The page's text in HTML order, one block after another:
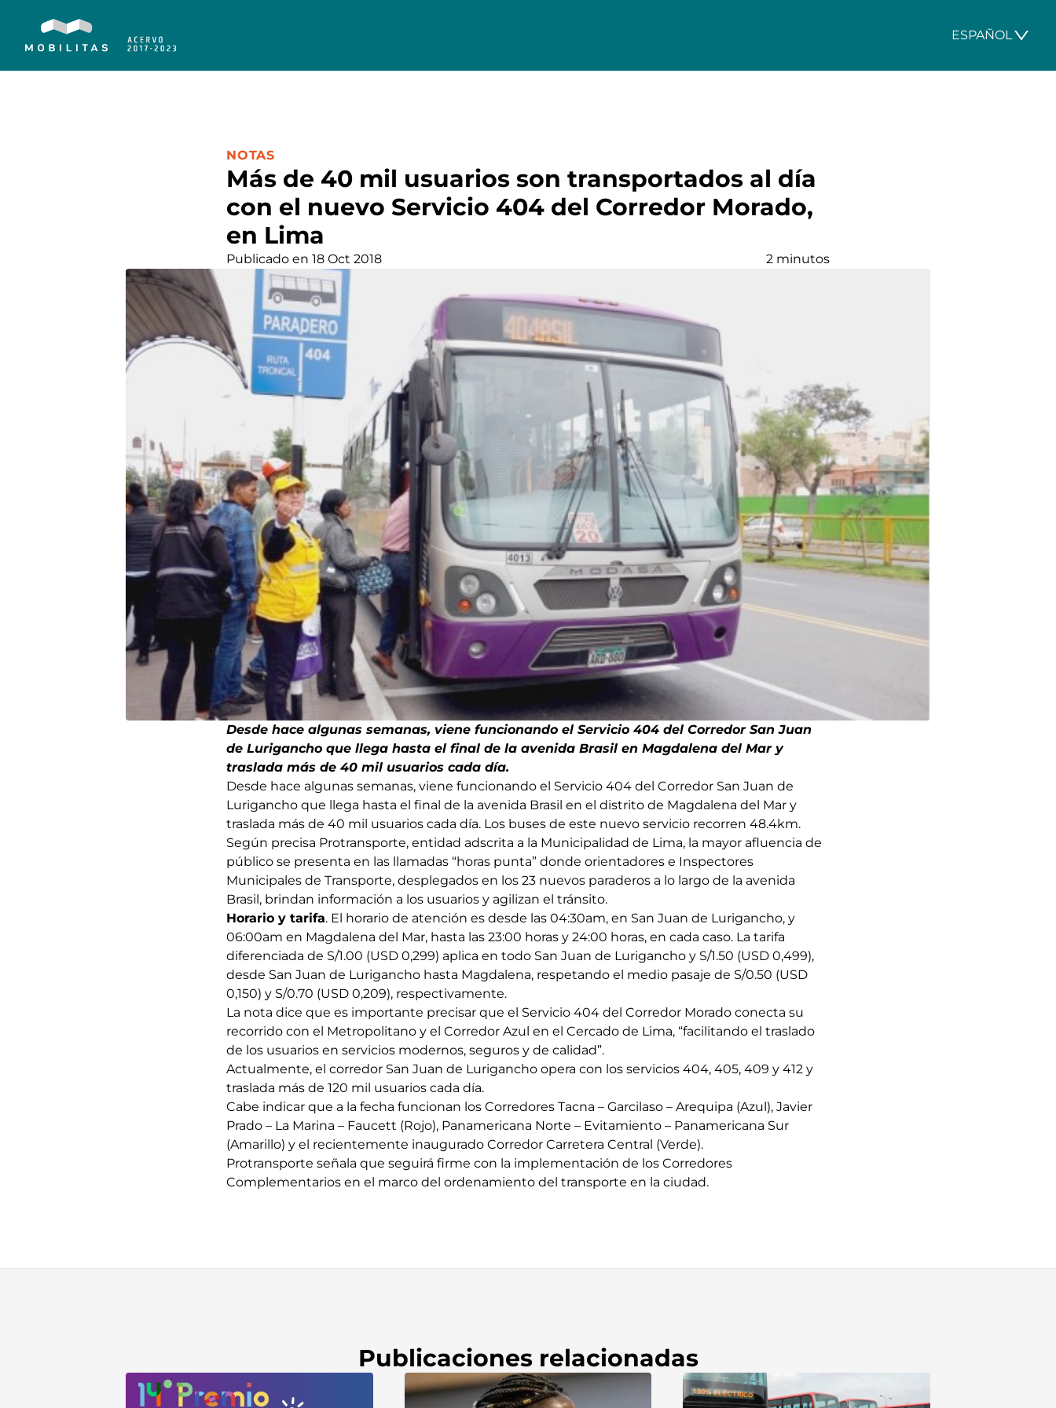
ESPAÑOL
Más de 40 mil usuarios son transportados al día
con el nuevo Servicio 404 del Corredor Morado,
en Lima
CATEGORÍA:
NOTAS
Publicado en 18 Oct 2018 2 minutos
Desde hace algunas semanas, viene funcionando el Servicio 404 del Corredor San Juan
de Lurigancho que llega hasta el final de la avenida Brasil en Magdalena del Mar y
traslada más de 40 mil usuarios cada día.
Desde hace algunas semanas, viene funcionando el Servicio 404 del Corredor San Juan de
Lurigancho que llega hasta el final de la avenida Brasil en el distrito de Magdalena del Mar y
traslada más de 40 mil usuarios cada día. Los buses de este nuevo servicio recorren 48.4km.
Según precisa Protransporte, entidad adscrita a la Municipalidad de Lima, la mayor afluencia de
público se presenta en las llamadas “horas punta” donde orientadores e Inspectores
Municipales de Transporte, desplegados en los 23 nuevos paraderos a lo largo de la avenida
Brasil, brindan información a los usuarios y agilizan el tránsito.
Horario y tarifa. El horario de atención es desde las 04:30am, en San Juan de Lurigancho, y
06:00am en Magdalena del Mar, hasta las 23:00 horas y 24:00 horas, en cada caso. La tarifa
diferenciada de S/1.00 (USD 0,299) aplica en todo San Juan de Lurigancho y S/1.50 (USD 0,499),
desde San Juan de Lurigancho hasta Magdalena, respetando el medio pasaje de S/0.50 (USD
0,150) y S/0.70 (USD 0,209), respectivamente.
La nota dice que es importante precisar que el Servicio 404 del Corredor Morado conecta su
recorrido con el Metropolitano y el Corredor Azul en el Cercado de Lima, “facilitando el traslado
de los usuarios en servicios modernos, seguros y de calidad”.
Actualmente, el corredor San Juan de Lurigancho opera con los servicios 404, 405, 409 y 412 y
traslada más de 120 mil usuarios cada día.
Cabe indicar que a la fecha funcionan los Corredores Tacna – Garcilaso – Arequipa (Azul), Javier
Prado – La Marina – Faucett (Rojo), Panamericana Norte – Evitamiento – Panamericana Sur
(Amarillo) y el recientemente inaugurado Corredor Carretera Central (Verde).
Protransporte señala que seguirá firme con la implementación de los Corredores
Complementarios en el marco del ordenamiento del transporte en la ciudad.
Publicaciones relacionadas